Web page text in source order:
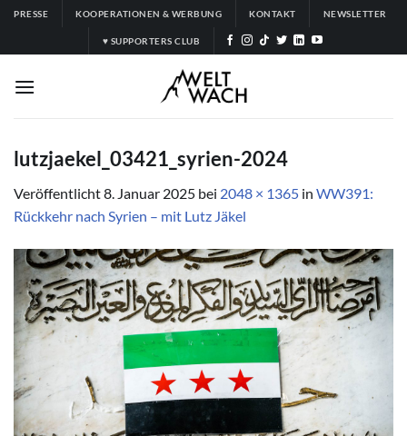
Zum
springen
PRESSE KOOPERATIONEN & WERBUNG KONTAKT NEWSLETTER
♥ SUPPORTERS CLUB
lutzjaekel_03421_syrien-2024
Veröffentlicht8. Januar 2025 bei 2048 × 1365 in WW391:
Rückkehr nach Syrien – mit Lutz Jäkel